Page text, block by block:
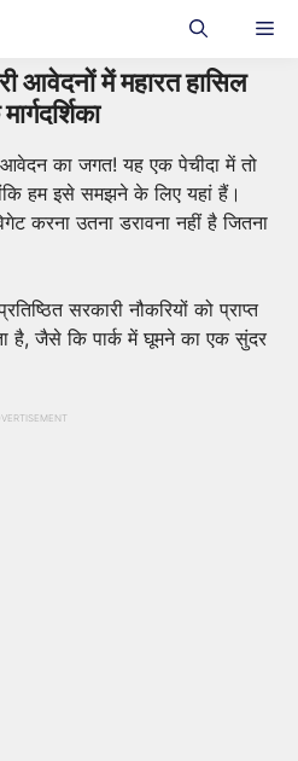
आवेदनों में महारत हासिल
का जगत! यह एक पेचीदा में तो
हम इसे समझने के लिए यहां हैं।
करना उतना डरावना नहीं है जितना
सरकारी नौकरियों को प्राप्त
है, जैसे कि पार्क में घूमने का एक सुंदर